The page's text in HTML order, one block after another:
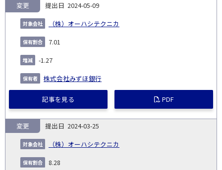
2024-05-09
（株）オーハシテクニカ
変更
7.01
-1.27
株式会社みずほ銀行
記事を見る PDF
2024-03-25
（株）オーハシテクニカ
変更
8.28